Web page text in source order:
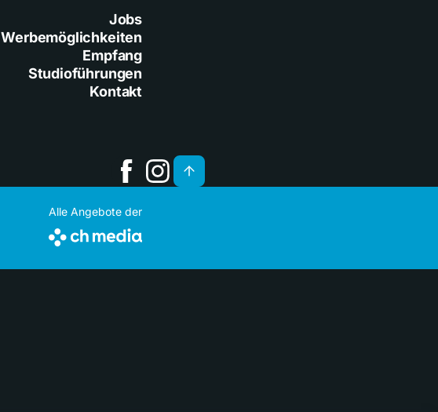
Jobs
Werbemöglichkeiten
Empfang
Studioführungen
Kontakt
Alle Angebote der